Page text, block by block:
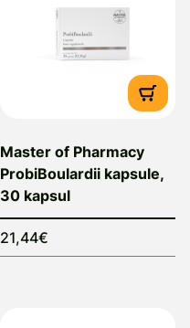
Master of Pharmacy
ProbiBoulardii kapsule,
30 kapsul
21,44€